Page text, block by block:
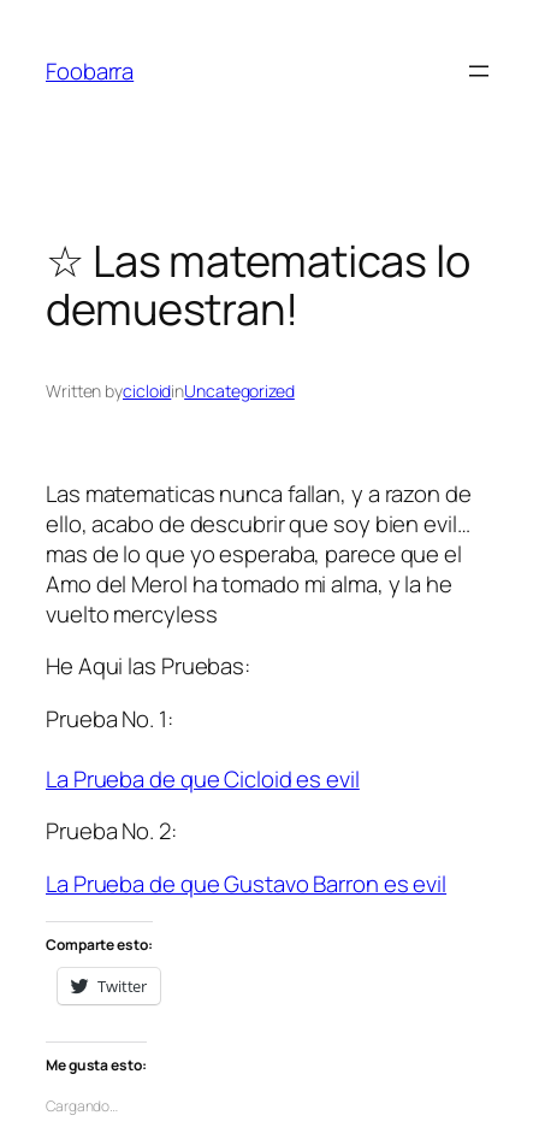
contenido
Foobarra
☆ Las matematicas lo
demuestran!
Written bycicloidinUncategorized
Las matematicas nunca fallan, y a razon de
ello, acabo de descubrir que soy bienevil…
mas de lo que yo esperaba, parece que el
Amo del Merol ha tomado mi alma, y la he
vueltomercyless
He Aqui las Pruebas:
Prueba No. 1:
La Prueba de que Cicloid es evil
Prueba No. 2:
La Prueba de que Gustavo Barron es evil
Comparte esto:
Twitter
Me gusta esto:
Cargando…